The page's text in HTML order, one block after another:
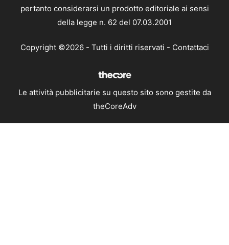
pertanto considerarsi un prodotto editoriale ai sensi
della legge n. 62 del 07.03.2001
Copyright ©2026 - Tutti i diritti riservati - Contattaci
Le attività pubblicitarie su questo sito sono gestite da
theCoreAdv